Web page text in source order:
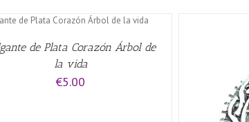
de Plata Corazón Árbol de
la vida
€5.00
AÑADIR